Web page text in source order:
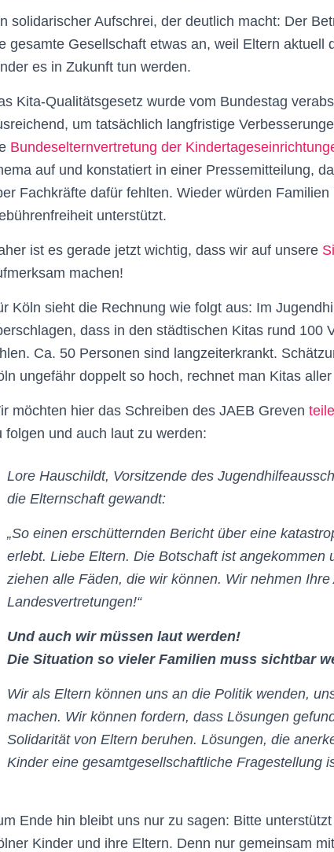
solidarischer Aufschrei, der deutlich macht: Der
gesamte Gesellschaft etwas an, weil Eltern aktuell
es in Zukunft tun werden.
Kita-Qualitätsgesetz wurde vom Bundestag
um tatsächlich langfristige
Bundeselternvertretung der
auf und konstatiert in einer Pressemitteilung,
Fachkräfte dafür fehlten. Wieder würden
unterstützt.
ist es gerade jetzt wichtig, dass wir auf unsere
machen!
Köln sieht die Rechnung wie folgt aus: Im
dass in den städtischen Kitas rund 100
Ca. 50 Personen sind langzeiterkrankt.
ungefähr doppelt so hoch, rechnet man Kitas
möchten hier das Schreiben des JAEB Greven
folgen und auch laut zu werden:
Lore Hauschildt, Vorsitzende des
die Elternschaft gewandt:
„So einen erschütternden Bericht über eine
erlebt. Liebe Eltern. Die Botschaft ist angekommen
ziehen alle Fäden, die wir können. Wir nehmen
Landesvertretungen!“
Und auch wir müssen laut werden!
Die Situation so vieler Familien muss sichtbar
Wir als Eltern können uns an die Politik wenden,
machen. Wir können fordern, dass Lösungen
Solidarität von Eltern beruhen. Lösungen, die
Kinder eine gesamtgesellschaftliche Fragestellung
Ende hin bleibt uns nur zu sagen: Bitte
Kinder und ihre Eltern. Denn nur gemeinsam
Registriere dich hier
Newsletter